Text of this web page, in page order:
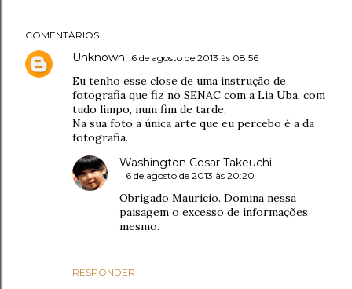
COMENTÁRIOS
Unknown 6 de agosto de 2013 às 08:56
Eu tenho esse close de uma instrução de
fotografia que fiz no SENAC com a Lia Uba, com
tudo limpo, num fim de tarde.
Na sua foto a única arte que eu percebo é a da
fotografia.
RESPONDER
Washington Cesar Takeuchi
6 de agosto de 2013 às 20:20
Obrigado Mauricio. Domina nessa
paisagem o excesso de informações
mesmo.